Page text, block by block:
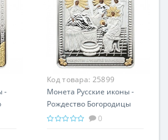
-
Код товара: 25899
Монета Русские иконы -
Рождество Богородицы
серебро 25.00 гр -
0